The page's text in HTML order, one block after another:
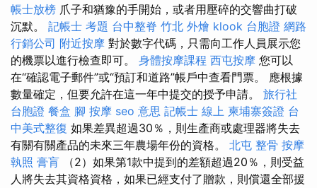
帳士放榜 爪子和猶豫的手開始，或者用壓碎的交響曲打破
沉默。 記帳士 考題 台中整脊 竹北 外燴 klook 台胞證 網路
行銷公司 附近按摩 對於數字代碼，只需向工作人員展示您
的機票以進行檢查即可。 身體按摩課程 西屯按摩 您可以
在“確認電子郵件”或“預訂和道路”帳戶中查看門票。 應根據
數量確定，但要允許在這一年中提交的授予申請。 旅行社
台胞證 餐盒 腳 按摩 seo 意思 記帳士 線上 柬埔寨簽證 台
中美式整復 如果差異超過30％，則生產商或處理器將失去
有關有關產品的未來三年農場年份的資格。 北屯 整骨 按摩
執照 膏肓 （2）如果第1款中提到的差額超過20％，則受益
人將失去其資格資格，如果已經支付了贈款，則償還全部援